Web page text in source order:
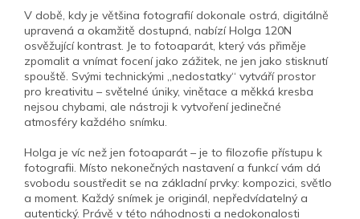
V době, kdy je většina fotografií dokonale ostrá, digitálně
upravená a okamžitě dostupná, nabízí Holga 120N
osvěžující kontrast. Je to fotoaparát, který vás přiměje
zpomalit a vnímat focení jako zážitek, ne jen jako stisknutí
spouště. Svými technickými „nedostatky“ vytváří prostor
pro kreativitu – světelné úniky, vinětace a měkká kresba
nejsou chybami, ale nástroji k vytvoření jedinečné
atmosféry každého snímku.
Holga je víc než jen fotoaparát – je to filozofie přístupu k
fotografii. Místo nekonečných nastavení a funkcí vám dá
svobodu soustředit se na základní prvky: kompozici, světlo
a moment. Každý snímek je originál, nepředvídatelný a
autentický. Právě v této náhodnosti a nedokonalosti